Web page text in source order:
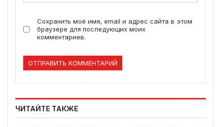
Сохранить моё имя, email и адрес сайта в этом
браузере для последующих моих
комментариев.
ЧИТАЙТЕ ТАКЖЕ